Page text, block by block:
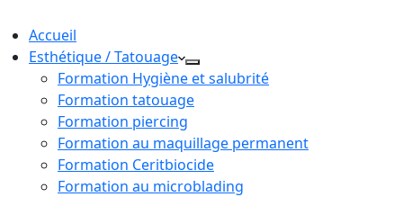
Accueil
Esthétique / Tatouage
Formation Hygiène et salubrité
Formation tatouage
Formation piercing
Formation au maquillage permanent
Formation Ceritbiocide
Formation au microblading